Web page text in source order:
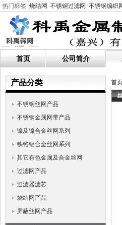
热门标签: 烧结网 不锈钢过滤网 不锈钢编织
首页 公司简介
首
产品分类
不锈钢丝网产品
不锈钢金属网带产品
镍及镍合金丝网系列
铁铬铝合金丝网系列
其它有色金属及合金丝网
过滤网产品
过滤器滤芯
烧结网产品
屏蔽丝网产品